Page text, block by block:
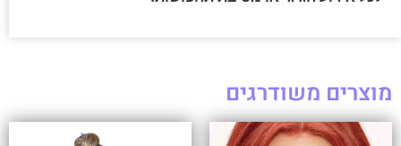
מוצרים משודרגים